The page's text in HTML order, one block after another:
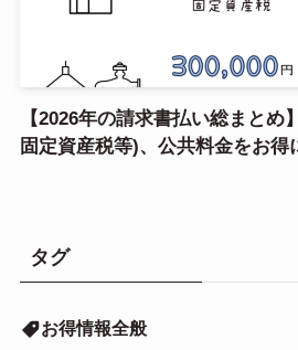
【2026年の請求書払い総まとめ
固定資産税等)、公共料金をお得
タグ
お得情報全般